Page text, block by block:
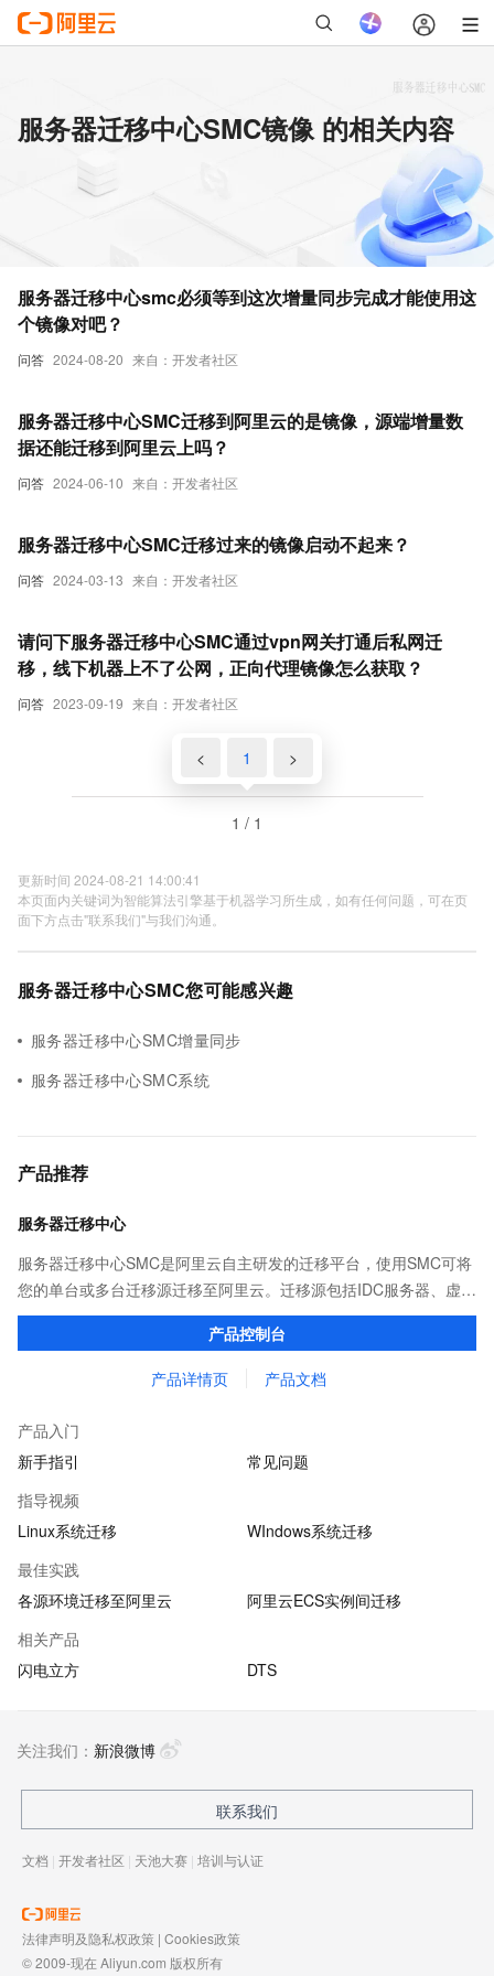
服务器迁移中心SMC镜像 的相关内容
问答 2024-08-20 来自：开发者社区
服务器迁移中心smc必须等到这次增量同步完成才能使用这
个镜像对吧？
问答 2024-06-10 来自：开发者社区
服务器迁移中心SMC迁移到阿里云的是镜像，源端增量数
据还能迁移到阿里云上吗？
问答 2024-03-13 来自：开发者社区
服务器迁移中心SMC迁移过来的镜像启动不起来？
问答 2023-09-19 来自：开发者社区
请问下服务器迁移中心SMC通过vpn网关打通后私网迁
移，线下机器上不了公网，正向代理镜像怎么获取？
< 1 >
1 / 1
更新时间 2024-08-21 14:00:41
本页面内关键词为智能算法引擎基于机器学习所生成，如有任何问题，可在页
面下方点击"联系我们"与我们沟通。
服务器迁移中心SMC您可能感兴趣
服务器迁移中心SMC增量同步
服务器迁移中心SMC系统
产品推荐
服务器迁移中心
服务器迁移中心SMC是阿里云自主研发的迁移平台，使用SMC可将
您的单台或多台迁移源迁移至阿里云。迁移源包括IDC服务器、虚拟
机、其他云平台的云主机或其他类型的服务器。
产品控制台
产品详情页 产品文档
产品入门
新手指引
常见问题
指导视频
Linux系统迁移
WIndows系统迁移
最佳实践
各源环境迁移至阿里云
阿里云ECS实例间迁移
相关产品
闪电立方
DTS
关注我们： 新浪微博
联系我们
文档 | 开发者社区 | 天池大赛 | 培训与认证
法律声明及隐私权政策 | Cookies政策
© 2009-现在 Aliyun.com 版权所有